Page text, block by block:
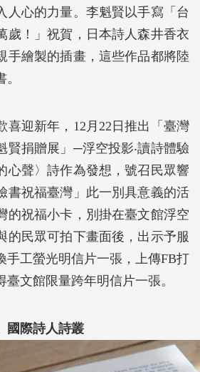
人心的力量。李魁賢以手寫「台
歲！」祝賀，日本詩人森井香衣
手繪製的插畫，這些作品都將陸
。
喜迎新年，12月22日推出「臺灣
賢捐贈展」─浮空投影‧讀詩體驗
心聲〉詩作為發想，號召民眾響
書祝福臺灣」此一別具意義的活
的祝福小卡，別掛在臺文館浮空
的民眾可拍下畫面後，出示予服
手工螢光明信片一張，上傳FB打
文館限量跨年明信片一張。
國際詩人詩叢